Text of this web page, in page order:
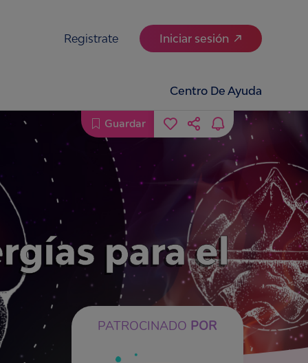
Registrate Iniciar sesión
Centro De Ayuda
para el
PATROCINADO POR
Guardar